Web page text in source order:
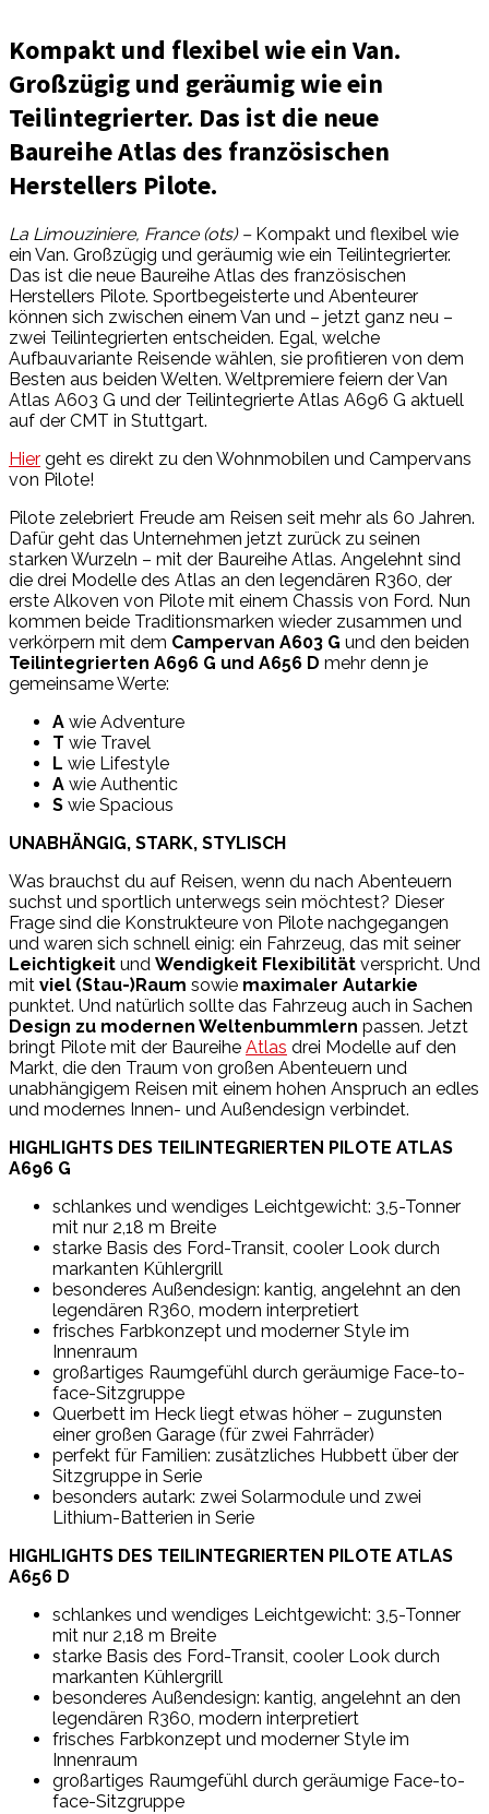
Kompakt und flexibel wie ein Van.
Großzügig und geräumig wie ein
Teilintegrierter. Das ist die neue
Baureihe Atlas des französischen
Herstellers Pilote.
La Limouziniere, France (ots) – Kompakt und flexibel wie
ein Van. Großzügig und geräumig wie ein Teilintegrierter.
Das ist die neue Baureihe Atlas des französischen
Herstellers Pilote. Sportbegeisterte und Abenteurer
können sich zwischen einem Van und – jetzt ganz neu –
zwei Teilintegrierten entscheiden. Egal, welche
Aufbauvariante Reisende wählen, sie profitieren von dem
Besten aus beiden Welten. Weltpremiere feiern der Van
Atlas A603 G und der Teilintegrierte Atlas A696 G aktuell
auf der CMT in Stuttgart.
Hier geht es direkt zu den Wohnmobilen und Campervans
von Pilote!
Pilote zelebriert Freude am Reisen seit mehr als 60 Jahren.
Dafür geht das Unternehmen jetzt zurück zu seinen
starken Wurzeln – mit der Baureihe Atlas. Angelehnt sind
die drei Modelle des Atlas an den legendären R360, der
erste Alkoven von Pilote mit einem Chassis von Ford. Nun
kommen beide Traditionsmarken wieder zusammen und
verkörpern mit dem Campervan A603 G und den beiden
Teilintegrierten A696 G und A656 D mehr denn je
gemeinsame Werte:
A wie Adventure
T wie Travel
L wie Lifestyle
A wie Authentic
S wie Spacious
UNABHÄNGIG, STARK, STYLISCH
Was brauchst du auf Reisen, wenn du nach Abenteuern
suchst und sportlich unterwegs sein möchtest? Dieser
Frage sind die Konstrukteure von Pilote nachgegangen
und waren sich schnell einig: ein Fahrzeug, das mit seiner
Leichtigkeit und Wendigkeit Flexibilität verspricht. Und
mit viel (Stau-)Raum sowie maximaler Autarkie
punktet. Und natürlich sollte das Fahrzeug auch in Sachen
Design zu modernen Weltenbummlern passen. Jetzt
bringt Pilote mit der Baureihe Atlas drei Modelle auf den
Markt, die den Traum von großen Abenteuern und
unabhängigem Reisen mit einem hohen Anspruch an edles
und modernes Innen- und Außendesign verbindet.
HIGHLIGHTS DES TEILINTEGRIERTEN PILOTE ATLAS
A696 G
schlankes und wendiges Leichtgewicht: 3,5-Tonner
mit nur 2,18 m Breite
starke Basis des Ford-Transit, cooler Look durch
markanten Kühlergrill
besonderes Außendesign: kantig, angelehnt an den
legendären R360, modern interpretiert
frisches Farbkonzept und moderner Style im
Innenraum
großartiges Raumgefühl durch geräumige Face-to-
face-Sitzgruppe
Querbett im Heck liegt etwas höher – zugunsten
einer großen Garage (für zwei Fahrräder)
perfekt für Familien: zusätzliches Hubbett über der
Sitzgruppe in Serie
besonders autark: zwei Solarmodule und zwei
Lithium-Batterien in Serie
HIGHLIGHTS DES TEILINTEGRIERTEN PILOTE ATLAS
A656 D
schlankes und wendiges Leichtgewicht: 3,5-Tonner
mit nur 2,18 m Breite
starke Basis des Ford-Transit, cooler Look durch
markanten Kühlergrill
besonderes Außendesign: kantig, angelehnt an den
legendären R360, modern interpretiert
frisches Farbkonzept und moderner Style im
Innenraum
großartiges Raumgefühl durch geräumige Face-to-
face-Sitzgruppe